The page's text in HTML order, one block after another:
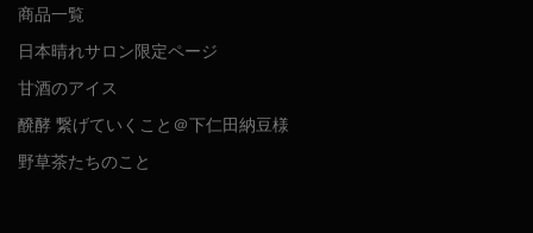
商品一覧
日本晴れサロン限定ページ
甘酒のアイス
醗酵 繋げていくこと＠下仁田納豆様
野草茶たちのこと